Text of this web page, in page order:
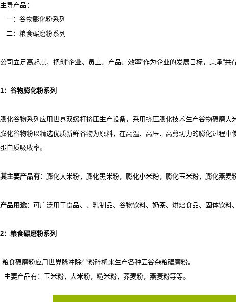
主导产品：
一：谷物膨化粉系列
二：粮食碾磨粉系列
公司立足高起点，把创 “企业、员工、产品、效率”作为企业的发展目标，秉承“
1：谷物膨化粉系列
膨化谷物系列应用世界双螺杆挤压生产设备，采用挤压膨化技术生产谷物碾磨
膨化谷物粉以精选优质新鲜谷物为原料，在高温、高压、高剪切力的膨化过程
蛋白质吸收率。
其主要产品有：膨化大米粉，膨化黑米粉，膨化小米粉，膨化玉米粉，膨化燕麦
产品用途：可广泛用于食品、 、乳制品、谷物饮料、奶茶、烘焙食品、固体饮料
2：粮食碾磨粉系列
粮食碾磨粉应用世界脉冲除尘粉碎机来生产各种五谷杂粮碾磨粉。
主要产品有：玉米粉，大米粉，糙米粉，荞麦粉，燕麦粉等等。